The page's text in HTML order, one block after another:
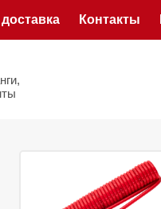
Контакты